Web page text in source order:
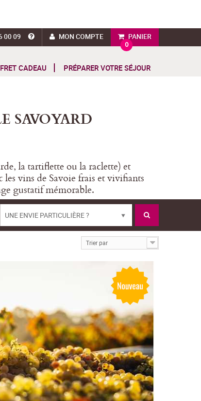
PANIER
0
MON COMPTE
00 09
CADEAU PRÉPARER VOTRE SÉJOUR
SAVOYARD
la tartiflette ou la raclette) et
vins de Savoie frais et vivifiants
gustatif mémorable.
UNE ENVIE PARTICULIÈRE ?
Trier par